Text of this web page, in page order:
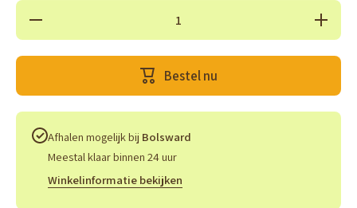
Hoeveelheid
MostCutest.nl
voor
Kawaii
Bag
Bestel nu
Afhalen mogelijk bij Bolsward
Meestal klaar binnen 24 uur
Winkelinformatie bekijken